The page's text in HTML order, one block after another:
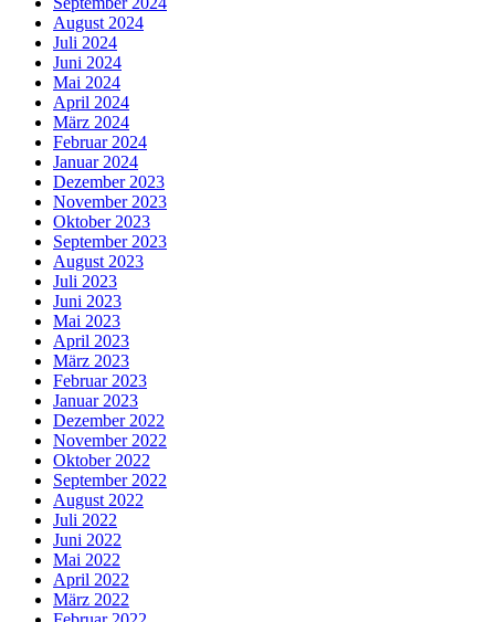
August 2024
Juli 2024
Juni 2024
Mai 2024
April 2024
März 2024
Februar 2024
Januar 2024
Dezember 2023
November 2023
Oktober 2023
September 2023
August 2023
Juli 2023
Juni 2023
Mai 2023
April 2023
März 2023
Februar 2023
Januar 2023
Dezember 2022
November 2022
Oktober 2022
September 2022
August 2022
Juli 2022
Juni 2022
Mai 2022
April 2022
März 2022